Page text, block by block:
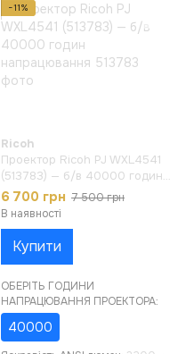
−11%
Ricoh
Проектор Ricoh PJ WXL4541
(513783) — б/в 40000 годин
напрацювання
6 700 грн 7 500 грн
В наявності
Купити
ОБЕРІТЬ ГОДИНИ
НАПРАЦЮВАННЯ ПРОЕКТОРА:
40000